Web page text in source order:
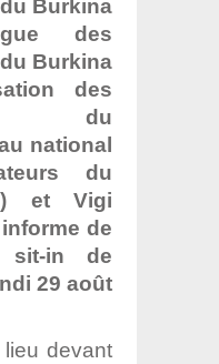
Burkina
des
Burkina
des
du
national
du
et Vigi
de
sit-in de
29 août
devant